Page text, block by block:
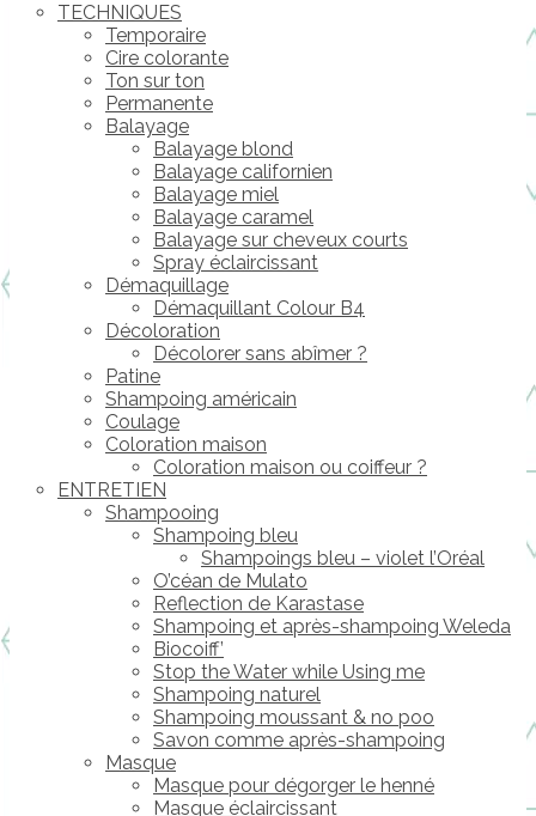
TECHNIQUES
Temporaire
Cire colorante
Ton sur ton
Permanente
Balayage
Balayage blond
Balayage californien
Balayage miel
Balayage caramel
Balayage sur cheveux courts
Spray éclaircissant
Démaquillage
Démaquillant Colour B4
Décoloration
Décolorer sans abîmer ?
Patine
Shampoing américain
Coulage
Coloration maison
Coloration maison ou coiffeur ?
ENTRETIEN
Shampooing
Shampoing bleu
Shampoings bleu – violet l’Oréal
O’céan de Mulato
Reflection de Karastase
Shampoing et après-shampoing Weleda
Biocoiff’
Stop the Water while Using me
Shampoing naturel
Shampoing moussant & no poo
Savon comme après-shampoing
Masque
Masque pour dégorger le henné
Masque éclaircissant